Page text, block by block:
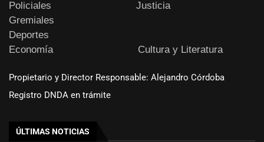
Policiales
Justicia
Gremiales
Deportes
Economía
Cultura y Literatura
Propietario y Director Responsable: Alejandro Córdoba
Registro DNDA en trámite
ÚLTIMAS NOTICIAS